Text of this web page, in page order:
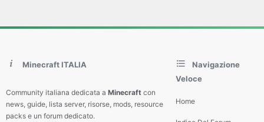
Minecraft ITALIA
Community italiana dedicata a Minecraft con
news, guide, lista server, risorse, mods, resource
packs e un forum dedicato.
Navigazione
Veloce
Home